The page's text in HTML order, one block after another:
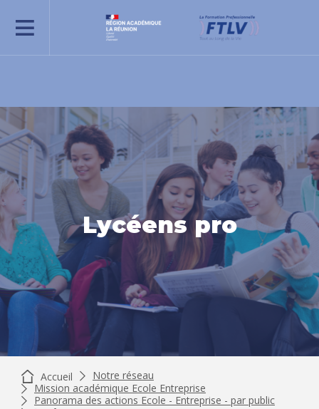
REJOIGNEZ-NOUS
Lycéens pro
Accueil
Notre réseau
Mission académique Ecole Entreprise
Panorama des actions Ecole - Entreprise - par public